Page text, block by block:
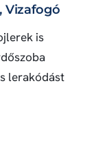
Vizafogó
is
lerakódást